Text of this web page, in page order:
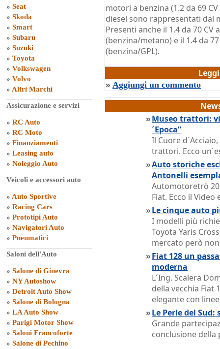
» Seat
» Skoda
» Smart
» Subaru
» Suzuki
» Toyota
» Volkswagen
» Volvo
» Altri Marchi
Assicurazione e servizi
» RC Auto
» RC Moto
» Finanziamenti
» Leasing auto
» Noleggio Auto
Veicoli e accessori auto
» Auto Sportive
» Racing Cars
» Prototipi Auto
» Navigatori Auto
» Pneumatici
Saloni dell'Auto
» Salone di Ginevra
» NY Autoshow
» Detroit Auto Show
» Salone di Bologna
» LA Auto Show
» Parigi Motor Show
» Saloni Francoforte
» Salone di Pechino
motori a benzina (1.2 da 69
diesel sono rappresentati dal
Presenti anche il 1.4 da 70
(benzina/metano) e il 1.4 da
(benzina/GPL).
» Aggiungi un commento
»Museo trattori:
´Epoca”
Il Cuore
trattori. Ecco
»Auto storiche
Antonelli
Automotoretrò
Fiat. Ecco il
»Le cinque auto
I modelli più
Toyota Yaris
mercato però
»Fiat 128 un
moderna
L´Ing. Scalera
della vecchia Fiat
elegante con
»Le Perle del
Grande
conclusione della